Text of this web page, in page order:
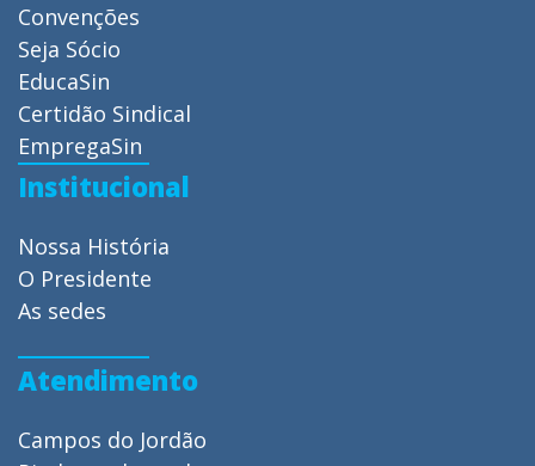
Convenções
Seja Sócio
EducaSin
Certidão Sindical
EmpregaSin
Institucional
Nossa História
O Presidente
As sedes
Atendimento
Campos do Jordão